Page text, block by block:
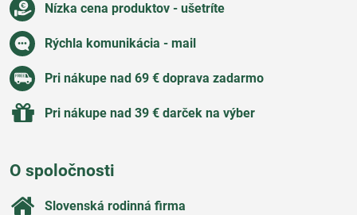
Nízka cena produktov - ušetríte
Rýchla komunikácia - mail
Pri nákupe nad 69 € doprava zadarmo
Pri nákupe nad 39 € darček na výber
O spoločnosti
Slovenská rodinná firma